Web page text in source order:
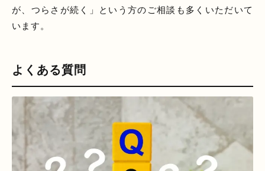
が、つらさが続く」という方のご相談も多くいただいて
います。
よくある質問